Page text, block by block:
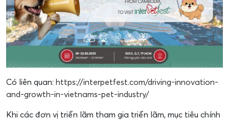
Có liên quan: https://interpetfest.com/driving-innovation-
and-growth-in-vietnams-pet-industry/
Khi các đơn vị triển lãm tham gia triển lãm, mục tiêu chính